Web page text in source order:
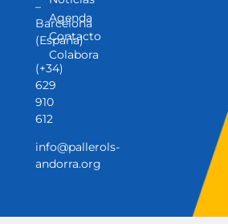
–
Barcelona
(España)
(+34)
629
910
612
info@pallerols-
andorra.org
Agenda
Contacto
Colabora